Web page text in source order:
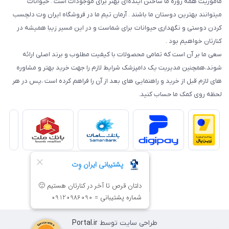
میتوانند بهترین دوستان ما باشند . آرمان تیم ما در فروشگاه ایران وِت دلچسب
کردن دوستی و نگهداری حیوانات برای شماست و در این مسیر زیبا همیشه در
کنارتان خواهیم بود .
سعی ما بر آن است که تمامی محصولات با کیفیت مطلوب و برند اصلی ارائه
شوند،همچنین مدیریت یک دامپزشک شرایط لازم را جهت خرید بهتر و مشاوره
های لازم قبل از خرید و راهنمایی های بعد از آن را فراهم کرده است ،پس در هر
لحظه روی کمک ما حساب کنید.
طراحی سایت توسطPortal.ir